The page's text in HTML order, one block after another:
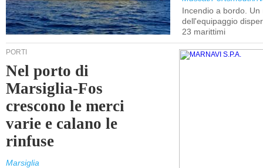
Incendio a bordo. Un
dell'equipaggio
23 marittimi
PORTI
Nel porto di
Marsiglia-Fos
crescono le merci
varie e calano le
rinfuse
Marsiglia